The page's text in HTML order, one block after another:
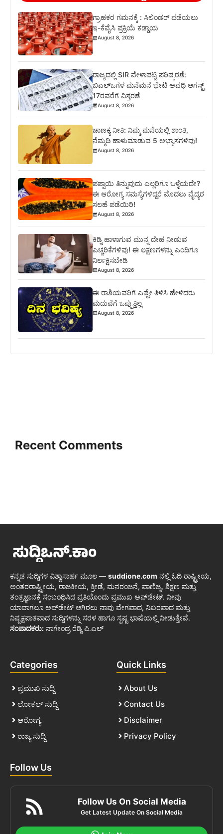
ಗ್ರಾಹಕರ ಗಮನಕ್ಕೆ : ಸಿಲಿಂಡರ್ ಪಡೆಯಲು
ಇ-ಕೆವೈಸಿ ಪ್ರಕ್ರಿಯೆ ಕಡ್ಡಾಯ
August 8, 2026
ರಾಜ್ಯದಲ್ಲಿ SIR ವೇಳಾಪಟ್ಟಿ ಪರಿಷ್ಕರಣೆ:
ಬಿಎಲ್‌ಒಗಳ ಮನೆಮನೆ ಭೇಟಿ ಅವಧಿ ಆಗಸ್ಟ್
17ರವರೆಗೆ ವಿಸ್ತರಣೆ
August 8, 2026
ಚಾಣಕ್ಯ ನೀತಿ: ನಿಮ್ಮ ಮನೆಯಲ್ಲಿ ಶಾಂತಿ,
ನೆಮ್ಮದಿ ಹಾಳುಮಾಡುವ 5 ಅಭ್ಯಾಸಗಳಿವು!
August 8, 2026
ಪಪ್ಪಾಯಿ ತಿನ್ನುವುದು ಎಲ್ಲರಿಗೂ ಒಳ್ಳೆಯದೇ?
ಈ ಆರೋಗ್ಯ ಸಮಸ್ಯೆಗಳಿದ್ದರೆ ಮೊದಲು ವೈದ್ಯರ
ಸಲಹೆ ಪಡೆಯಿರಿ!
August 8, 2026
ಕಿಡ್ನಿ ಹಾಳಾಗುವ ಮುನ್ನ ದೇಹ ನೀಡುವ
ಎಚ್ಚರಿಕೆಗಳಿವು! ಈ ಲಕ್ಷಣಗಳನ್ನು ಎಂದಿಗೂ
ನಿರ್ಲಕ್ಷಿಸಬೇಡಿ
August 8, 2026
ಈ ರಾಶಿಯವರಿಗೆ ಎಷ್ಟೇ ತಿಳಿಸಿ ಹೇಳಿದರು
ಮದುವೆಗೆ ಒಪ್ಪುತ್ತಿಲ್ಲ
August 8, 2026
Recent Comments
ಕನ್ನಡ ಸುದ್ದಿಗಳ ವಿಶ್ವಾಸಾರ್ಹ ಮೂಲ — suddione.com ನಲ್ಲಿ ಓದಿ ರಾಷ್ಟ್ರೀಯ,
ಅಂತರರಾಷ್ಟ್ರೀಯ, ರಾಜಕೀಯ, ಕ್ರೀಡೆ, ಮನರಂಜನೆ, ವಾಣಿಜ್ಯ, ಶಿಕ್ಷಣ ಮತ್ತು
ತಂತ್ರಜ್ಞಾನಕ್ಕೆ ಸಂಬಂಧಿಸಿದ ಪ್ರತಿಯೊಂದು ಪ್ರಮುಖ ಅಪ್‌ಡೇಟ್. ನೀವು
ಯಾವಾಗಲೂ ಅಪ್‌ಡೇಟ್ ಆಗಿರಲು ನಾವು ವೇಗವಾದ, ನಿಖರವಾದ ಮತ್ತು
ನಿಷ್ಪಕ್ಷಪಾತವಾದ ಸುದ್ದಿಗಳನ್ನು ಸರಳ ಹಾಗೂ ಸ್ಪಷ್ಟ ಭಾಷೆಯಲ್ಲಿ ನೀಡುತ್ತೇವೆ.
ಸಂಪಾದಕರು: ನಾಗೇಂದ್ರ ರೆಡ್ಡಿ ಪಿ.ಎಲ್
Categories
ಪ್ರಮುಖ ಸುದ್ದಿ
ಲೋಕಲ್ ಸುದ್ದಿ
ಆರೋಗ್ಯ
ರಾಜ್ಯ ಸುದ್ದಿ
Quick Links
About Us
Contact Us
Disclaimer
Privacy Policy
Follow Us
Follow Us On Social Media
Get Latest Update On Social Media